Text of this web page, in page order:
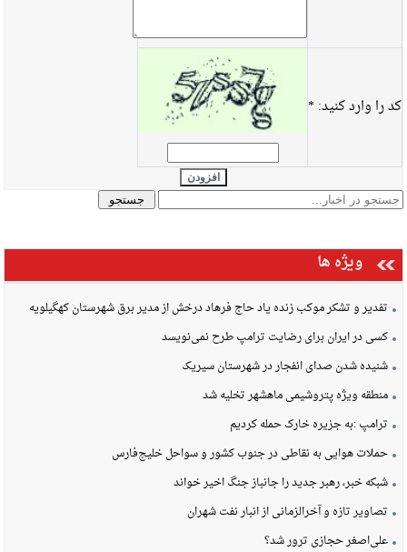
کد را وارد کنید:*
افزودن
ویژه ها
تفدیر و تشکر موکب زنده یاد حاج فرهاد درخش از مدیر برق شهرستان کهگیلویه
کسی در ایران برای رضایت ترامپ طرح نمی‌نویسد
شنیده شدن صدای انفجار در شهرستان سیریک
منطقه ویژه پتروشیمی ماهشهر تخلیه شد
ترامپ :به جزیره خارک حمله کردیم
حملات هوایی به نقاطی در جنوب کشور و سواحل خلیج‌فارس
شبکه خبر، رهبر جدید را جانباز جنگ اخیر خواند
تصاویر تازه و آخرالزمانی از انبار نفت شهران
علی‌اصغر حجازی ترور شد؟